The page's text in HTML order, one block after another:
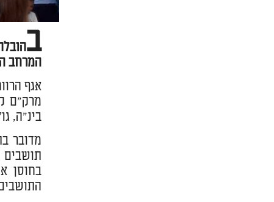
ב
המרחב
אגף
מרק"ם
בינ"ה,
מדובר
תושבים
בחוסן